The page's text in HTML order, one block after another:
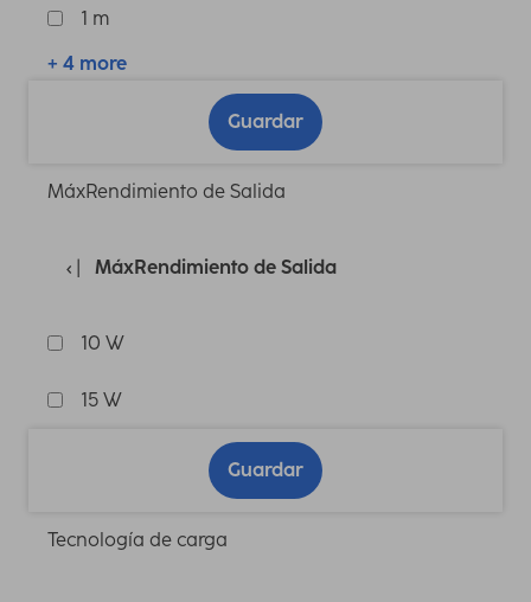
1 m
+ 4 more
Guardar
MáxRendimiento de Salida
MáxRendimiento de Salida
10 W
15 W
Guardar
Tecnología de carga